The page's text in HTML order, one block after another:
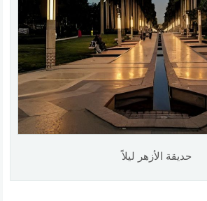
حديقة الأزهر ليلاً